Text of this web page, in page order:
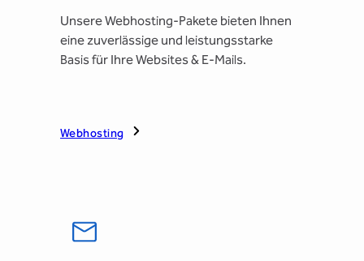
Unsere Webhosting-Pakete bieten Ihnen
eine zuverlässige und leistungsstarke
Basis für Ihre Websites & E-Mails.
Webhosting